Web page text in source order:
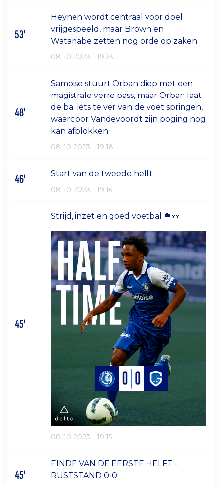
53'
Heynen wordt centraal voor doel
vrijgespeeld, maar Brown en
Watanabe zetten nog orde op zaken
08-10-2023 - 19:23
48'
Samoise stuurt Orban diep met een
magistrale verre pass, maar Orban laat
de bal iets te ver van de voet springen,
waardoor Vandevoordt zijn poging nog
kan afblokken
08-10-2023 - 19:18
46' Start van de tweede helft
08-10-2023 - 19:16
45'
Strijd, inzet en goed voetbal 🍿👀
08-10-2023 - 19:15
45'
EINDE VAN DE EERSTE HELFT -
RUSTSTAND 0-0